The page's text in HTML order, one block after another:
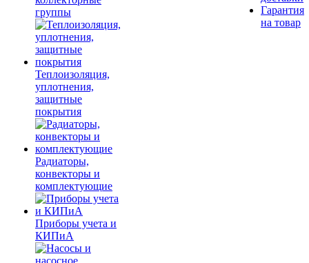
группы
Теплоизоляция,
уплотнения,
защитные
покрытия
Радиаторы,
конвекторы и
комплектующие
Приборы учета и
КИПиА
Гарантия
на товар